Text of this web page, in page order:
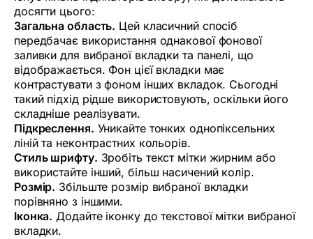
досягти цього:
Загальна область. Цей класичний спосіб
передбачає використання однакової фонової
заливки для вибраної вкладки та панелі, що
відображається. Фон цієї вкладки має
контрастувати з фоном інших вкладок. Сьогодні
такий підхід рідше використовують, оскільки його
складніше реалізувати.
Підкреслення. Уникайте тонких однопіксельних
ліній та неконтрастних кольорів.
Стиль шрифту. Зробіть текст мітки жирним або
використайте інший, більш насичений колір.
Розмір. Збільште розмір вибраної вкладки
порівняно з іншими.
Іконка. Додайте іконку до текстової мітки вибраної
вкладки.